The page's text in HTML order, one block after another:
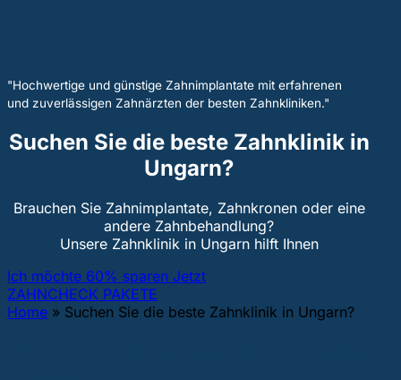
"Hochwertige und günstige Zahnimplantate mit erfahrenen
und zuverlässigen Zahnärzten der besten Zahnkliniken."
Suchen Sie die beste Zahnklinik in
Ungarn?
Brauchen Sie Zahnimplantate, Zahnkronen oder eine
andere Zahnbehandlung?
Unsere Zahnklinik in Ungarn hilft Ihnen
Ich möchte 60% sparen Jetzt
ZAHNCHECK PAKETE
Home » Suchen Sie die beste Zahnklinik in Ungarn?